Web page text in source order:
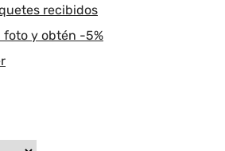
recibidos
foto y obtén -5%